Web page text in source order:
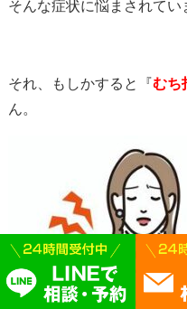
そんな症状に悩まされてい
それ、もしかすると『むち
ん。